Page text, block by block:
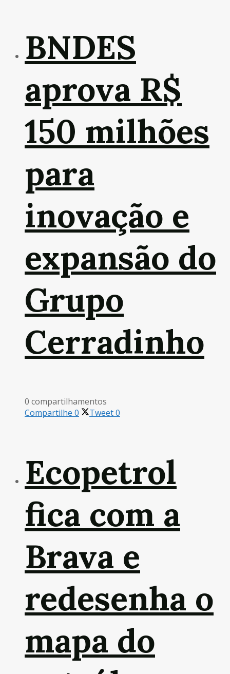
BNDES
aprova R$
150 milhões
para
inovação e
expansão do
Grupo
Cerradinho
0 compartilhamentos
Compartilhe 0 Tweet0
Ecopetrol
fica com a
Brava e
redesenha o
mapa do